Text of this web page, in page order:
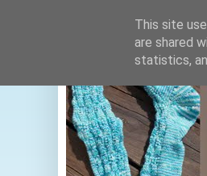
This site
are shared
statistics,